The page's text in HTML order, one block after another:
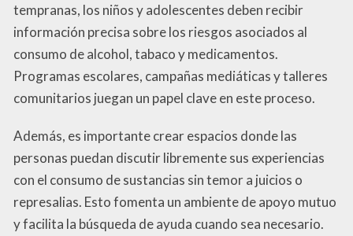
tempranas, los niños y adolescentes deben recibir
información precisa sobre los riesgos asociados al
consumo de alcohol, tabaco y medicamentos.
Programas escolares, campañas mediáticas y talleres
comunitarios juegan un papel clave en este proceso.
Además, es importante crear espacios donde las
personas puedan discutir libremente sus experiencias
con el consumo de sustancias sin temor a juicios o
represalias. Esto fomenta un ambiente de apoyo mutuo
y facilita la búsqueda de ayuda cuando sea necesario.